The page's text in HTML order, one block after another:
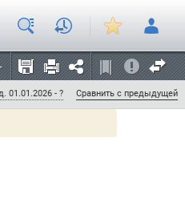
01.01.2026 - ? Сравнить с предыдущей
комиссию
рассмотрена в
Федерации.
призывной
суда.";